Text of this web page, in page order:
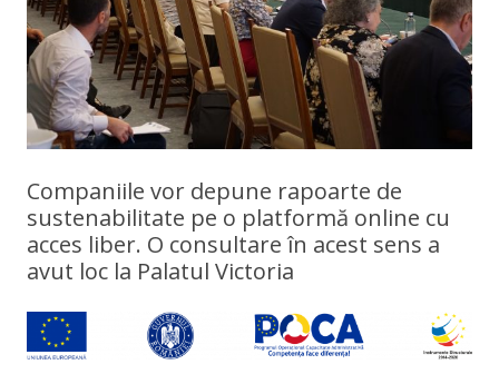
Companiile vor depune rapoarte de
sustenabilitate pe o platformă online cu
acces liber. O consultare în acest sens a
avut loc la Palatul Victoria